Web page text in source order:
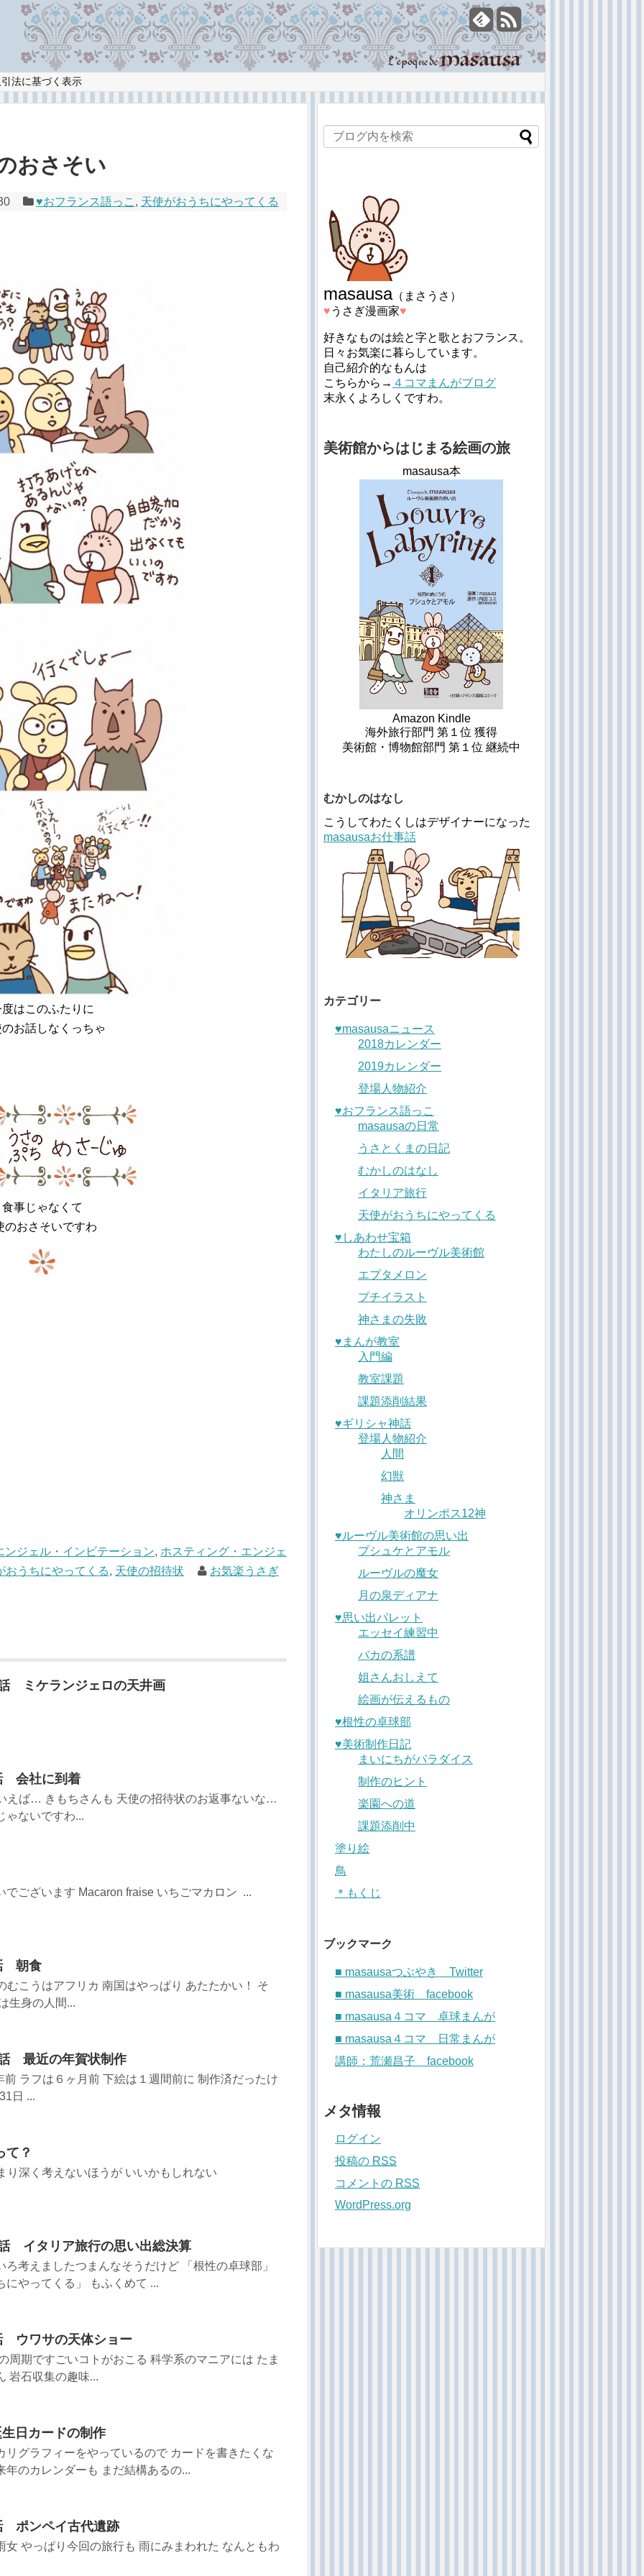
法に基づく表示
おさそい
♥︎おフランス語っこ , 天使がおうちにやってくる
はこのふたりに
お話しなくっちゃ
食事じゃなくて
のおさそいですわ
ンジェル・インビテーション, ホスティング・エンジェ
おうちにやってくる, 天使の招待状 お気楽うさぎ
ミケランジェロの天井画
会社に到着
えば… きもちさんも 天使の招待状のお返事ないな…
ゃないですわ...
ございます Macaron fraise いちごマカロン  ...
朝食
むこうはアフリカ 南国はやっぱり あたたかい！ そ
生身の人間...
最近の年賀状制作
ラフは６ヶ月前 下絵は１週間前に 制作済だったけ
日 ...
？
り深く考えないほうが いいかもしれない
イタリア旅行の思い出総決算
考えましたつまんなそうだけど 「根性の卓球部」
にやってくる」 もふくめて ...
ウワサの天体ショー
周期ですごいコトがおこる 科学系のマニアには たま
岩石収集の趣味...
日カードの制作
リグラフィーをやっているので カードを書きたくな
年のカレンダーも まだ結構あるの...
ポンペイ古代遺跡
女 やっぱり今回の旅行も 雨にみまわれた なんともわ
masausa（まさうさ）
♥︎ うさぎ漫画家♥︎
好きなものは絵と字と歌とおフランス。
日々お気楽に暮らしています。
自己紹介的なもんは
こちらから→ ４コマまんがブログ
末永くよろしくですわ。
美術館からはじまる絵画の旅
masausa本
Amazon Kindle
海外旅行部門 第１位 獲得
美術館・博物館部門 第１位 継続中
むかしのはなし
こうしてわたくしはデザイナーになった
masausaお仕事話
カテゴリー
♥︎masausaニュース
2018カレンダー
2019カレンダー
登場人物紹介
♥︎おフランス語っこ
masausaの日常
うさとくまの日記
むかしのはなし
イタリア旅行
天使がおうちにやってくる
♥︎しあわせ宝箱
わたしのルーヴル美術館
エプタメロン
プチイラスト
神さまの失敗
♥︎まんが教室
入門編
教室課題
課題添削結果
♥︎ギリシャ神話
登場人物紹介
人間
幻獣
神さま
オリンポス12神
♥︎ルーヴル美術館の思い出
プシュケとアモル
ルーヴルの魔女
月の泉ディアナ
♥︎思い出パレット
エッセイ練習中
バカの系譜
姐さんおしえて
絵画が伝えるもの
♥︎根性の卓球部
♥︎美術制作日記
まいにちがパラダイス
制作のヒント
楽園への道
課題添削中
塗り絵
鳥
＊もくじ
ブックマーク
■ masausaつぶやき Twitter
■ masausa美術 facebook
■ masausa４コマ 卓球まんが
■ masausa４コマ 日常まんが
講師：荒瀬昌子 facebook
メタ情報
ログイン
投稿の RSS
コメントの RSS
WordPress.org